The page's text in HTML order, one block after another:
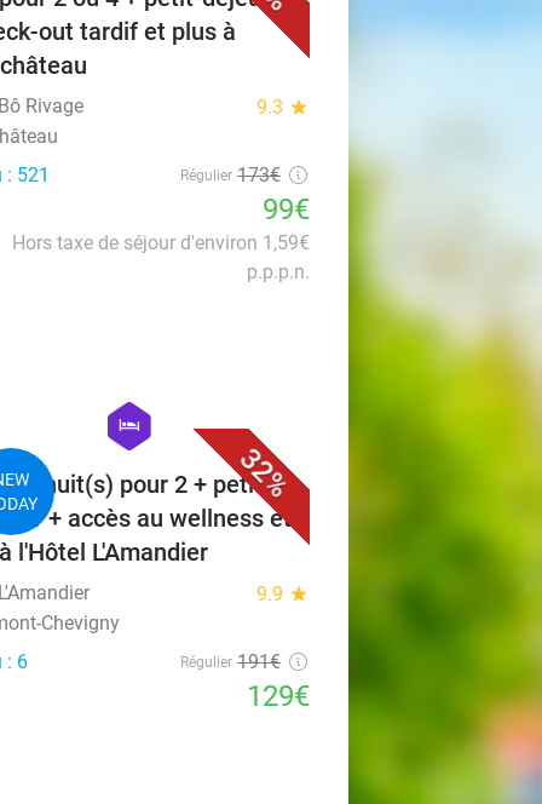
out tardif et plus à
Rivage 9.3 star
: 521
Régulier 173€
99€
Hors taxe de séjour d'environ 1,59€
p.p.p.n.
32%
hexagon
hotel
3 nuit(s) pour 2 + petit-
+ accès au wellness et
l'Hôtel L'Amandier
9.9 star
Chevigny
: 6
Régulier 191€
129€